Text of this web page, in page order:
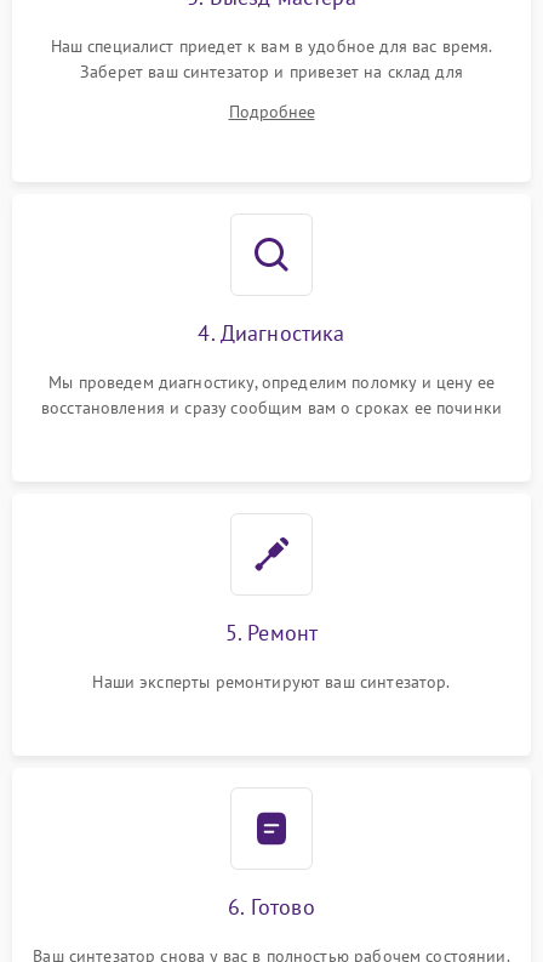
Наш специалист приедет к вам в удобное для вас время.
Заберет ваш синтезатор и привезет на склад для
Подробнее
4. Диагностика
Мы проведем диагностику, определим поломку и цену ее
восстановления и сразу сообщим вам о сроках ее починки
5. Ремонт
Наши эксперты ремонтируют ваш синтезатор.
6. Готово
Ваш синтезатор снова у вас в полностью рабочем состоянии.